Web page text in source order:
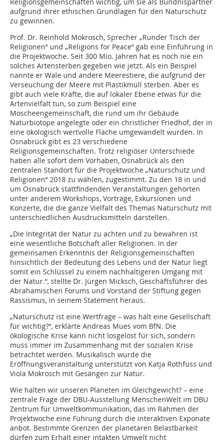
Religionsgemeinschaften wichtig, um sie als Bündnispartner
aufgrund ihrer ethischen Grundlagen für den Naturschutz
zu gewinnen.
Prof. Dr. Reinhold Mokrosch, Sprecher „Runder Tisch der
Religionen“ und „Religions for Peace“ gab eine Einführung in
die Projektwoche. Seit 300 Mio. Jahren hat es noch nie ein
solches Artensterben gegeben wie jetzt. Als ein Beispiel
nannte er Wale und andere Meerestiere, die aufgrund der
Verseuchung der Meere mit Plastikmüll sterben. Aber es
gibt auch viele Kräfte, die auf lokaler Ebene etwas für die
Artenvielfalt tun, so zum Beispiel eine
Moscheengemeinschaft, die rund um ihr Gebäude
Naturbiotope angelegte oder ein christlicher Friedhof, der in
eine ökologisch wertvolle Fläche umgewandelt wurden. In
Osnabrück gibt es 23 verschiedene
Religionsgemeinschaften. Trotz religiöser Unterschiede
haben alle sofort dem Vorhaben, Osnabrück als den
zentralen Standort für die Projektwoche „Naturschutz und
Religionen“ 2018 zu wählen, zugestimmt. Zu den 18 in und
um Osnabrück stattfindenden Veranstaltungen gehörten
unter anderem Workshops, Vorträge, Exkursionen und
Konzerte, die die ganze Vielfalt des Themas Naturschutz mit
unterschiedlichen Ausdrucksmitteln darstellen.
„Die Integrität der Natur zu achten und zu bewahren ist
eine wesentliche Botschaft aller Religionen. In der
gemeinsamen Erkenntnis der Religionsgemeinschaften
hinsichtlich der Bedeutung des Lebens und der Natur liegt
somit ein Schlüssel zu einem nachhaltigeren Umgang mit
der Natur.“, stellte Dr. Jürgen Micksch, Geschäftsführer des
Abrahamischen Forums und Vorstand der Stiftung gegen
Rassismus, in seinem Statement heraus.
„Naturschutz ist eine Wertfrage – was hält eine Gesellschaft
für wichtig?“, erklärte Andreas Mues vom BfN. Die
ökologische Krise kann nicht losgelöst für sich, sondern
muss immer im Zusammenhang mit der sozialen Krise
betrachtet werden. Musikalisch wurde die
Eröffnungsveranstaltung unterstützt von Katja Rothfuss und
Viola Mokrosch mit Gesängen zur Natur.
Wie halten wir unseren Planeten im Gleichgewicht? – eine
zentrale Frage der DBU-Ausstellung MenschenWelt im DBU
Zentrum für Umweltkommunikation, das im Rahmen der
Projektwoche eine Führung durch die interaktiven Exponate
anbot. Bestimmte Grenzen der planetaren Belastbarkeit
dürfen zum Erhalt einer intakten Umwelt nicht